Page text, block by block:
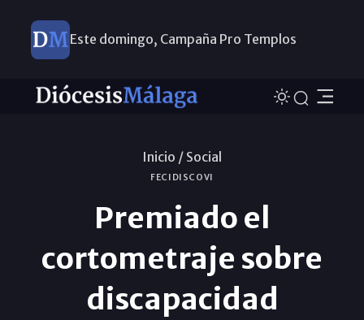
Este domingo, Campaña Pro Templos
Inicio / Social
FECIDISCOVI
Premiado el
cortometraje sobre
discapacidad